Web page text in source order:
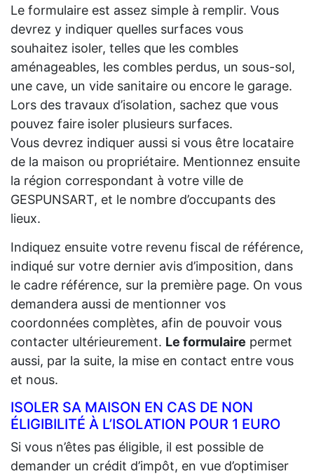
Le formulaire est assez simple à remplir. Vous
devrez y indiquer quelles surfaces vous
souhaitez isoler, telles que les combles
aménageables, les combles perdus, un sous-sol,
une cave, un vide sanitaire ou encore le garage.
Lors des travaux d’isolation, sachez que vous
pouvez faire isoler plusieurs surfaces.
Vous devrez indiquer aussi si vous être locataire
de la maison ou propriétaire. Mentionnez ensuite
la région correspondant à votre ville de
GESPUNSART, et le nombre d’occupants des
lieux.
Indiquez ensuite votre revenu fiscal de référence,
indiqué sur votre dernier avis d’imposition, dans
le cadre référence, sur la première page. On vous
demandera aussi de mentionner vos
coordonnées complètes, afin de pouvoir vous
contacter ultérieurement. Le formulaire permet
aussi, par la suite, la mise en contact entre vous
et nous.
ISOLER SA MAISON EN CAS DE NON
ÉLIGIBILITÉ À L’ISOLATION POUR 1 EURO
Si vous n’êtes pas éligible, il est possible de
demander un crédit d’impôt, en vue d’optimiser